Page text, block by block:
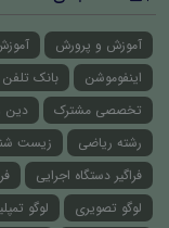
آموزش و پرورش
اینفوموشن
بانک تلفن
تخصصی مشترک
دین
رشته ریاضی
زیست
فراگیر دستگاه اجرایی
لوگو تصویری
لوگو